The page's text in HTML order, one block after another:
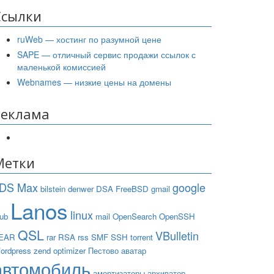
ruWeb — хостинг по разумной цене
SAPE — отличный сервис продажи ссылок с
маленькой комиссией
Webnames — низкие цены на домены
Max bilstein denwer DSA FreeBSD gmail google
Lanos linux mail OpenSearch OpenSSH
QSL rar RSA rss SMF SSH torrent VBulletin
zend optimizer Пестово аватар